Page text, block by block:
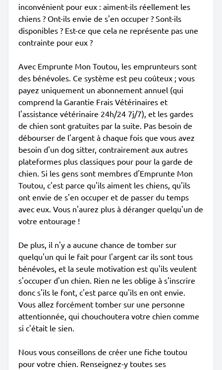
inconvénient pour eux : aiment-ils réellement les
chiens ? Ont-ils envie de s'en occuper ? Sont-ils
disponibles ? Est-ce que cela ne représente pas une
contrainte pour eux ?
Avec Emprunte Mon Toutou, les emprunteurs sont
des bénévoles. Ce système est peu coûteux ; vous
payez uniquement un abonnement annuel (qui
comprend la Garantie Frais Vétérinaires et
l'assistance vétérinaire 24h/24 7j/7), et les gardes
de chien sont gratuites par la suite. Pas besoin de
débourser de l'argent à chaque fois que vous avez
besoin d'un dog sitter, contrairement aux autres
plateformes plus classiques pour pour la garde de
chien. Si les gens sont membres d'Emprunte Mon
Toutou, c'est parce qu'ils aiment les chiens, qu'ils
ont envie de s'en occuper et de passer du temps
avec eux. Vous n'aurez plus à déranger quelqu'un de
votre entourage !
De plus, il n'y a aucune chance de tomber sur
quelqu'un qui le fait pour l'argent car ils sont tous
bénévoles, et la seule motivation est qu'ils veulent
s'occuper d'un chien. Rien ne les oblige à s'inscrire
donc s'ils le font, c'est parce qu'ils en ont envie.
Vous allez forcément tomber sur une personne
attentionnée, qui chouchoutera votre chien comme
si c'était le sien.
Nous vous conseillons de créer une fiche toutou
pour votre chien. Renseignez-y toutes ses